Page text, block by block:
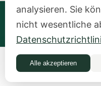
Ilana Jankowitz ·
Practitioner · Inside-
Featured
analysieren. Sie
nicht wesentliche
Alle akzeptieren